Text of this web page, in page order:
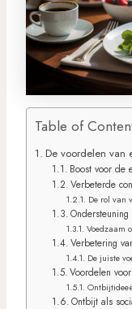
Table of
De voordelen van
Boost voor de
Verbeterde
De rol van
Voedzaam
Verbetering
De juiste
Voordelen
Ontbijt als